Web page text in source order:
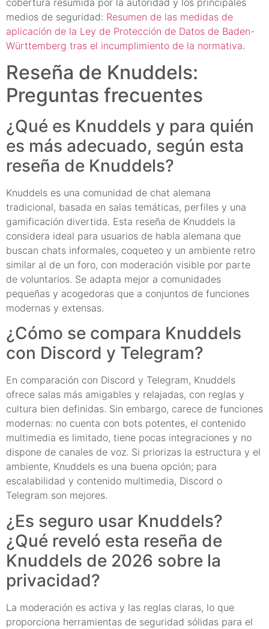
medios de seguridad: Resumen de las medidas de
aplicación de la Ley de Protección de Datos de Baden-
Württemberg tras el incumplimiento de la normativa.
Reseña de Knuddels:
Preguntas frecuentes
¿Qué es Knuddels y para quién
es más adecuado, según esta
reseña de Knuddels?
Knuddels es una comunidad de chat alemana
tradicional, basada en salas temáticas, perfiles y una
gamificación divertida. Esta reseña de Knuddels la
considera ideal para usuarios de habla alemana que
buscan chats informales, coqueteo y un ambiente retro
similar al de un foro, con moderación visible por parte
de voluntarios. Se adapta mejor a comunidades
pequeñas y acogedoras que a conjuntos de funciones
modernas y extensas.
¿Cómo se compara Knuddels
con Discord y Telegram?
En comparación con Discord y Telegram, Knuddels
ofrece salas más amigables y relajadas, con reglas y
cultura bien definidas. Sin embargo, carece de funciones
modernas: no cuenta con bots potentes, el contenido
multimedia es limitado, tiene pocas integraciones y no
dispone de canales de voz. Si priorizas la estructura y el
ambiente, Knuddels es una buena opción; para
escalabilidad y contenido multimedia, Discord o
Telegram son mejores.
¿Es seguro usar Knuddels?
¿Qué reveló esta reseña de
Knuddels de 2026 sobre la
privacidad?
La moderación es activa y las reglas claras, lo que
proporciona herramientas de seguridad sólidas para el